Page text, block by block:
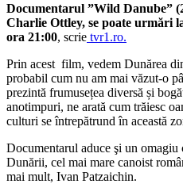
Documentarul ”Wild Danube”
Charlie Ottley, se poate urmări
ora 21:00, scrie tvr1.ro.
Prin acest film, vedem Dunărea
probabil cum nu am mai văzut-o
prezintă frumusețea diversă și
anotimpuri, ne arată cum trăiesc
culturi se întrepătrund în această
Documentarul aduce şi un
Dunării, cel mai mare canoist
mai mult, Ivan Patzaichin.